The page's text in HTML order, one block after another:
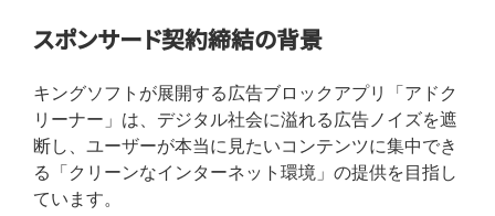
スポンサード契約締結の背景
キングソフトが展開する広告ブロックアプリ「アドク
リーナー」は、デジタル社会に溢れる広告ノイズを遮
断し、ユーザーが本当に見たいコンテンツに集中でき
る「クリーンなインターネット環境」の提供を目指し
ています。